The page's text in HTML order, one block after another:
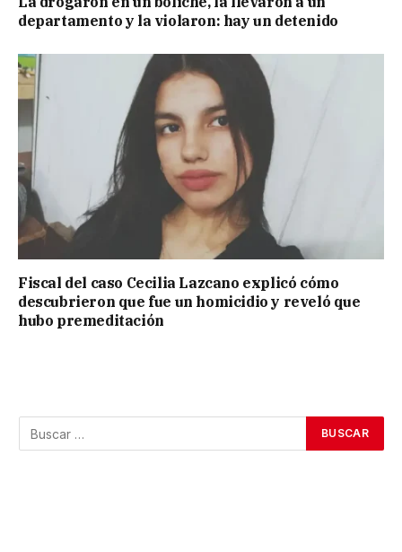
departamento y la violaron: hay un detenido
Fiscal del caso Cecilia Lazcano explicó cómo
descubrieron que fue un homicidio y reveló que
hubo premeditación